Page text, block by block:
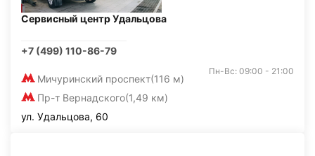
Сервисный центр Удальцова
+7 (499) 110-86-79
Мичуринский проспект(116 м)
Пр-т Вернадского(1,49 км)
Пн-Вс: 09:00 - 21:00
ул. Удальцова, 60